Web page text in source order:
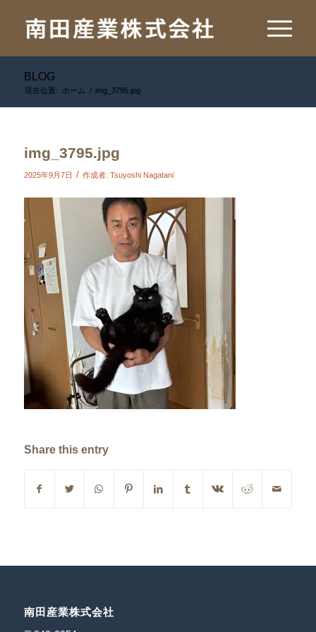
BLOG
現在位置: ホーム / img_3795.jpg
img_3795.jpg
2025年9月7日 / 作成者: Tsuyoshi Nagatani
Share this entry
南田産業株式会社